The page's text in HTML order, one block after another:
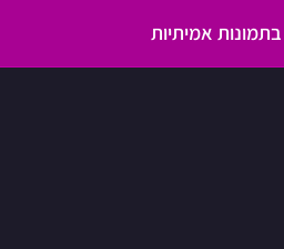
בתמונות אמיתיות